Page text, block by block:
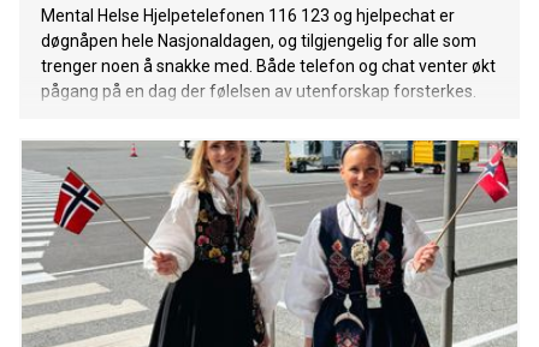
Mental Helse Hjelpetelefonen 116 123 og hjelpechat er
døgnåpen hele Nasjonaldagen, og tilgjengelig for alle som
trenger noen å snakke med. Både telefon og chat venter økt
pågang på en dag der følelsen av utenforskap forsterkes.